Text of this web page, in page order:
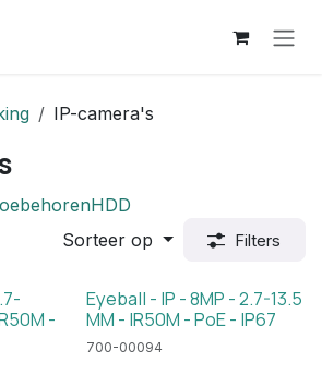
IP-camera's
HDD
Sorteer op
Filters
-
Eyeball - IP - 8MP - 2.7-13.5
MM - IR50M - PoE - IP67
700-00094